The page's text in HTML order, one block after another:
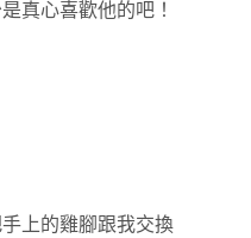
真心喜歡他的吧！
上的雞腳跟我交換